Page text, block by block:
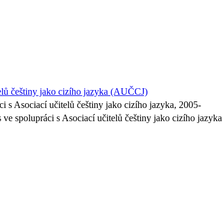
češtiny jako cizího jazyka (AUČCJ)
s Asociací učitelů češtiny jako cizího jazyka, 2005-
spolupráci s Asociací učitelů češtiny jako cizího jazyka